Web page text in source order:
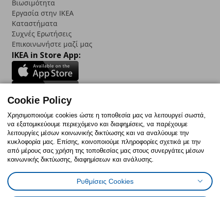
Βιωσιμότητα
Εργασία στην IKEA
Καταστήματα
Συχνές Ερωτήσεις
Επικοινωνήστε μαζί μας
IKEA in Store App:
Follow us:
FacebookInstagram
TikTokYoutubePinterestTwitter
Πολιτική CookiesΔήλωση ψηφιακής προσβασιμότητας
Έντυπο Επιστροφής / ΑκύρωσηςΡυθμίσεις cookiesΌροι Χρήσης
Cookie Policy
Χρησιμοποιούμε cookies ώστε η τοποθεσία μας να λειτουργεί σωστά,
να εξατομικεύουμε περιεχόμενο και διαφημίσεις, να παρέχουμε
λειτουργίες μέσων κοινωνικής δικτύωσης και να αναλύουμε την
κυκλοφορία μας. Επίσης, κοινοποιούμε πληροφορίες σχετικά με την
από μέρους σας χρήση της τοποθεσίας μας στους συνεργάτες μέσων
κοινωνικής δικτύωσης, διαφημίσεων και ανάλυσης.
Ρυθμίσεις Cookies